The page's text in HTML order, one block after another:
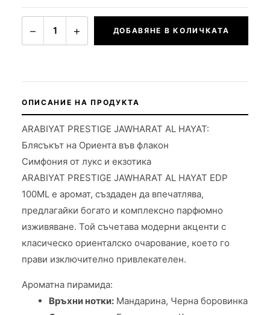
− 1 + ДОБАВЯНЕ В КОЛИЧКАТА
ОПИСАНИЕ НА ПРОДУКТА
ARABIYAT PRESTIGE JAWHARAT AL HAYAT:
Блясъкът на Ориента във флакон
Симфония от лукс и екзотика
ARABIYAT PRESTIGE JAWHARAT AL HAYAT EDP
100ML е аромат, създаден да впечатлява,
предлагайки богато и комплексно парфюмно
изживяване. Той съчетава модерни акценти с
класическо ориенталско очарование, което го
прави изключително привлекателен.
Ароматна пирамида:
Връхни нотки: Мандарина, Черна боровинка